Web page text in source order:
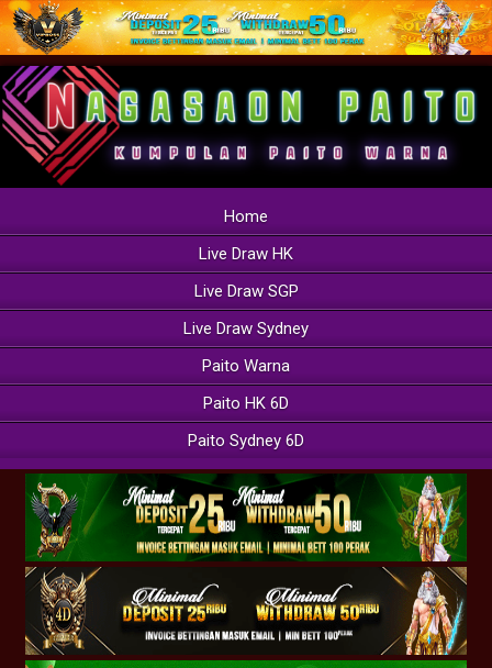
Home
Live Draw HK
Live Draw SGP
Live Draw Sydney
Paito Warna
Paito HK 6D
Paito Sydney 6D